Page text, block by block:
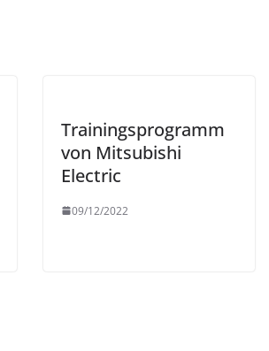
Trainingsprogramm
von Mitsubishi
Electric
09/12/2022